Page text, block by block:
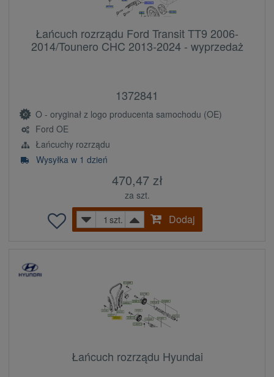
Łańcuch rozrządu Ford Transit TT9 2006-
2014/Tounero CHC 2013-2024 - wyprzedaż
1372841
O - oryginał z logo producenta samochodu (OE)
Ford OE
Łańcuchy rozrządu
Wysyłka w 1 dzień
470,47 zł
za szt.
szt.
Dodaj
Łańcuch rozrządu Hyundai